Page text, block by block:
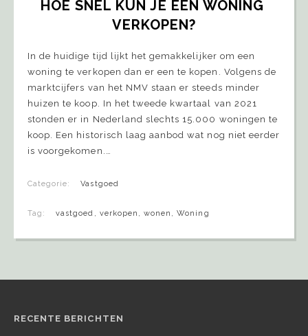
HOE SNEL KUN JE EEN WONING
VERKOPEN?
In de huidige tijd lijkt het gemakkelijker om een
woning te verkopen dan er een te kopen. Volgens de
marktcijfers van het NMV staan er steeds minder
huizen te koop. In het tweede kwartaal van 2021
stonden er in Nederland slechts 15.000 woningen te
koop. Een historisch laag aanbod wat nog niet eerder
is voorgekomen.…
Categorie: Vastgoed
Tag: vastgoed , verkopen ,wonen ,Woning
RECENTE BERICHTEN